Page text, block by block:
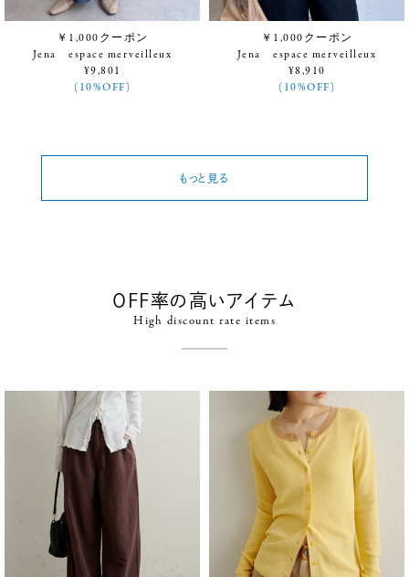
￥1,000クーポン
Jena espace merveilleux
¥9,801
(10%OFF)
￥1,000クーポン
Jena espace merveilleux
¥8,910
(10%OFF)
もっと見る
OFF率の高いアイテム
High discount rate items